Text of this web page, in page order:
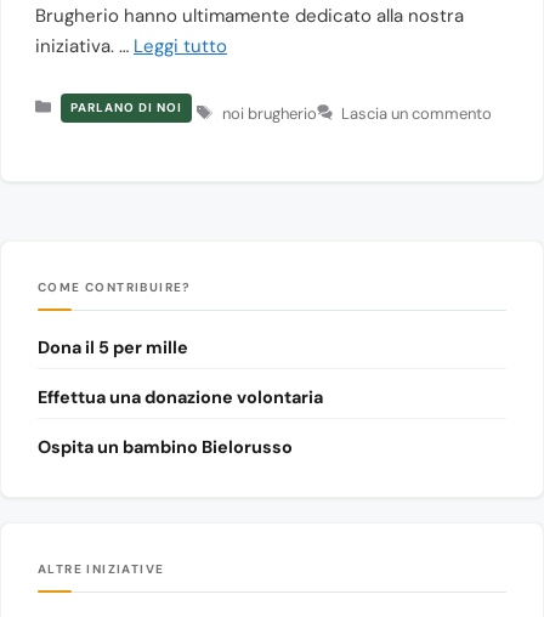
Brugherio hanno ultimamente dedicato alla nostra
iniziativa. … Leggi tutto
Categorie
PARLANO DI NOI Tag
noi brugherio Lascia un commento
COME CONTRIBUIRE?
Dona il 5 per mille
Effettua una donazione volontaria
Ospita un bambino Bielorusso
ALTRE INIZIATIVE